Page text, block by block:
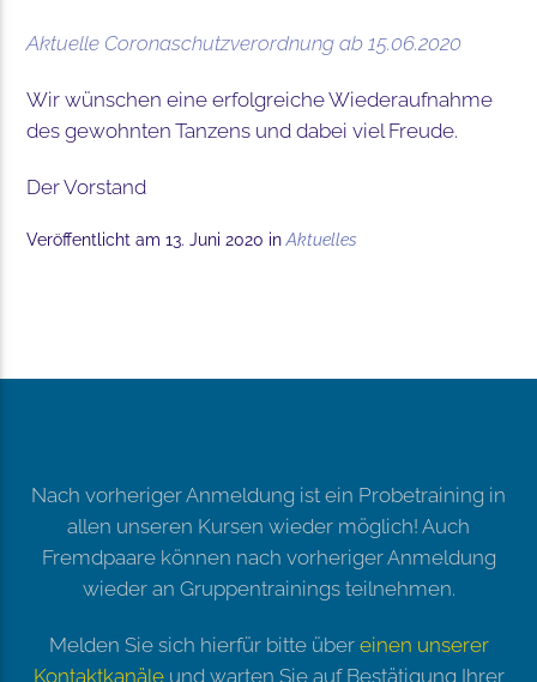
Aktuelle Coronaschutzverordnung ab 15.06.2020
Wir wünschen eine erfolgreiche Wiederaufnahme
des gewohnten Tanzens und dabei viel Freude.
Der Vorstand
Veröffentlicht am 13. Juni 2020 inAktuelles
Nach vorheriger Anmeldung ist ein Probetraining in
allen unseren Kursen wieder möglich! Auch
Fremdpaare können nach vorheriger Anmeldung
wieder an Gruppentrainings teilnehmen.
Melden Sie sich hierfür bitte über einen unserer
Kontaktkanäleund warten Sie auf Bestätigung Ihrer